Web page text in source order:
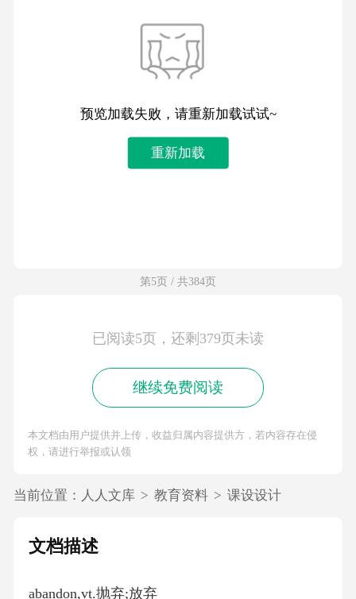
预览加载失败，请重新加载试试~
重新加载
第5页 / 共384页
已阅读5页，还剩379页未读
继续免费阅读
本文档由用户提供并上传，收益归属内容提供方，若内容存在侵
权，请进行举报或认领
当前位置： 人人文库 > 教育资料 > 课设设计
文档描述
abandon,vt.抛弃;放弃